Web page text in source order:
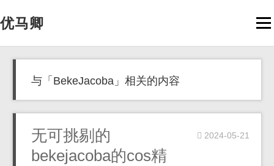
优马卿
与「BekeJacoba」相关的内容
无可挑剔的
bekejacoba的cos精
2024-05-21